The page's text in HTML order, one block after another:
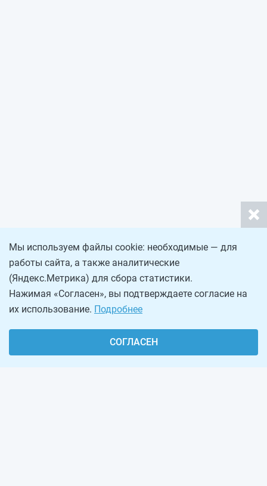
Мы используем файлы cookie: необходимые — для
работы сайта, а также аналитические
(Яндекс.Метрика) для сбора статистики.
Нажимая «Согласен», вы подтверждаете согласие на
их использование. Подробнее
СОГЛАСЕН